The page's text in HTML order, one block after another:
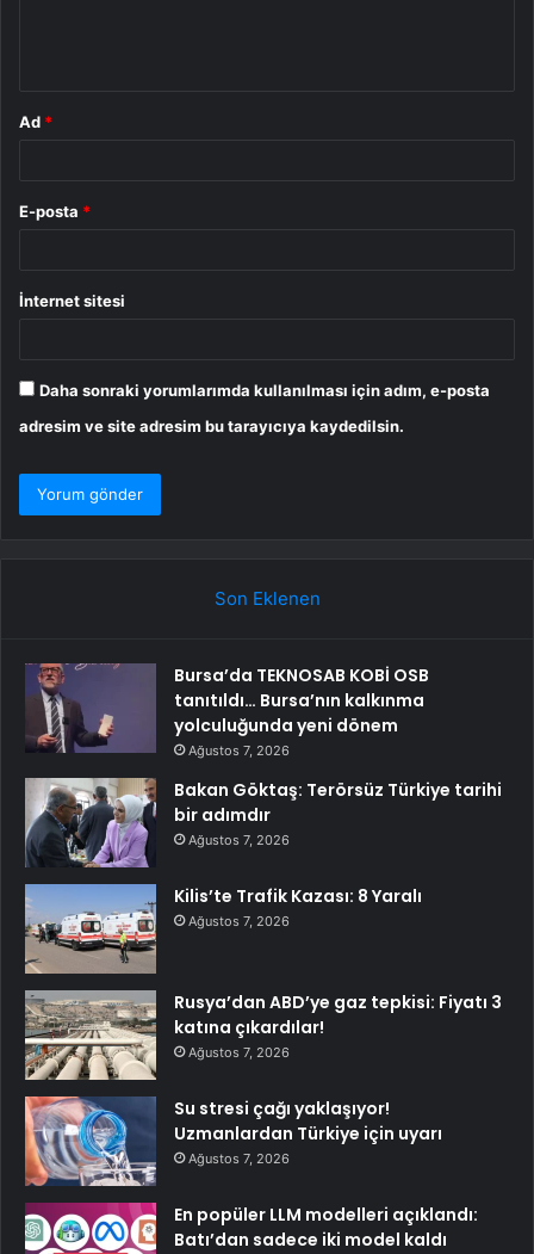
Ad *
E-posta *
İnternet sitesi
Daha sonraki yorumlarımda kullanılması için adım, e-posta
adresim ve site adresim bu tarayıcıya kaydedilsin.
Son Eklenen
Bursa’da TEKNOSAB KOBİ OSB
tanıtıldı… Bursa’nın kalkınma
yolculuğunda yeni dönem
Ağustos 7, 2026
Bakan Göktaş: Terörsüz Türkiye tarihi
bir adımdır
Ağustos 7, 2026
Kilis’te Trafik Kazası: 8 Yaralı
Ağustos 7, 2026
Rusya’dan ABD’ye gaz tepkisi: Fiyatı 3
katına çıkardılar!
Ağustos 7, 2026
Su stresi çağı yaklaşıyor!
Uzmanlardan Türkiye için uyarı
Ağustos 7, 2026
En popüler LLM modelleri açıklandı:
Batı’dan sadece iki model kaldı